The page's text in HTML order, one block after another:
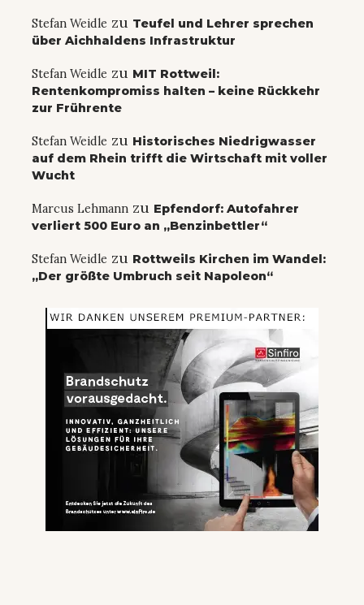
Stefan Weidle zu Teufel und Lehrer sprechen
über Aichhaldens Infrastruktur
Stefan Weidle zu MIT Rottweil:
Rentenkompromiss halten – keine Rückkehr
zur Frührente
Stefan Weidle zu Historisches Niedrigwasser
auf dem Rhein trifft die Wirtschaft mit voller
Wucht
Marcus Lehmann zu Epfendorf: Autofahrer
verliert 500 Euro an „Benzinbettler“
Stefan Weidle zu Rottweils Kirchen im Wandel:
„Der größte Umbruch seit Napoleon“